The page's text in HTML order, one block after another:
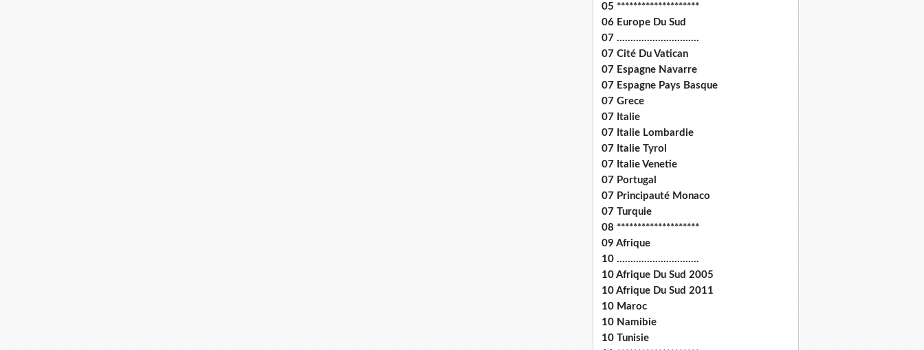
05 ********************
06 Europe Du Sud
07 ..............................
07 Cité Du Vatican
07 Espagne Navarre
07 Espagne Pays Basque
07 Grece
07 Italie
07 Italie Lombardie
07 Italie Tyrol
07 Italie Venetie
07 Portugal
07 Principauté Monaco
07 Turquie
08 ********************
09 Afrique
10 ..............................
10 Afrique Du Sud 2005
10 Afrique Du Sud 2011
10 Maroc
10 Namibie
10 Tunisie